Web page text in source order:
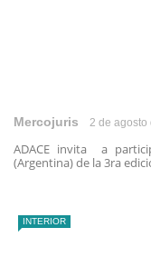
Mercojuris 2 de agosto
ADACE invita a
(Argentina) de la 3ra
INTERIOR